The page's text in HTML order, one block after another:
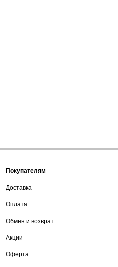
Покупателям
Доставка
Оплата
Обмен и возврат
Акции
Оферта